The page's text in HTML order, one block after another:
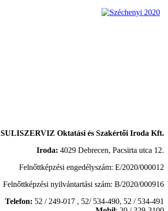
SULISZERVIZ Oktatási és Szakértői Iroda Kft.
Iroda: 4029 Debrecen, Pacsirta utca 12.
Felnőttképzési engedélyszám: E/2020/000012
Felnőttképzési nyilvántartási szám: B/2020/000916
Telefon: 52 / 249-017 , 52/ 534-490, 52 / 534-491